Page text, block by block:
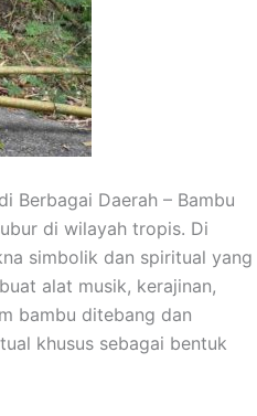
Berbagai Daerah – Bambu
di wilayah tropis. Di
simbolik dan spiritual yang
alat musik, kerajinan,
bambu ditebang dan
khusus sebagai bentuk